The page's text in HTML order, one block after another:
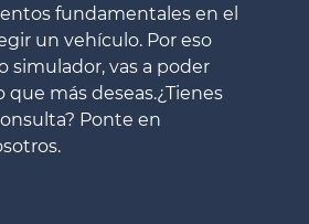
fundamentales en el
un vehículo. Por eso
simulador, vas a poder
que más deseas.¿Tienes
Ponte en